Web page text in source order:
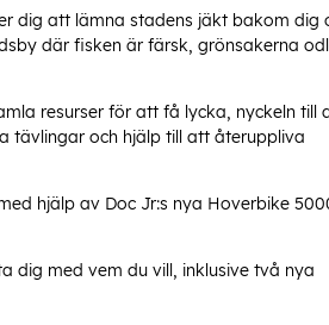
dig att lämna stadens jäkt bakom dig
där fisken är färsk, grönsakerna
resurser för att få lycka, nyckeln till
tävlingar och hjälp till att återuppliva
hjälp av Doc Jr:s nya Hoverbike
dig med vem du vill, inklusive två nya